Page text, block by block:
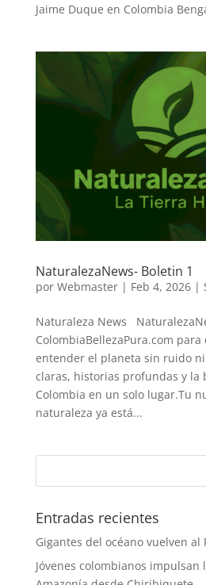
Jaime Duque en Colombia
NaturalezaNews- Boletin 1
por Webmaster| Feb 4, 2026|
Naturaleza News
ColombiaBellezaPura.com
entender el planeta sin ruido
claras, historias profundas y la
Colombia en un solo lugar.Tu
naturaleza ya está...
Entradas recientes
Gigantes del océano vuelven al
Jóvenes colombianos impulsan